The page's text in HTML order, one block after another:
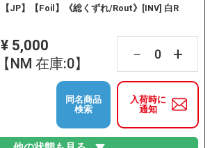
【JP】【Foil】《総くずれ/Rout》[INV] 白R
¥ 5,000
【NM 在庫:0】
－ +
入荷時に
通知
同名商品
検索